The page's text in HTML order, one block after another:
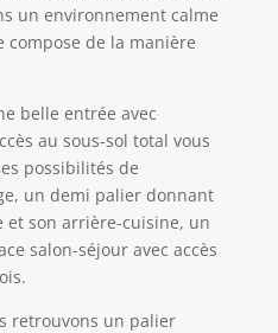
un environnement calme
compose de la manière
belle entrée avec
au sous-sol total vous
possibilités de
un demi palier donnant
et son arrière-cuisine, un
salon-séjour avec accès
retrouvons un palier